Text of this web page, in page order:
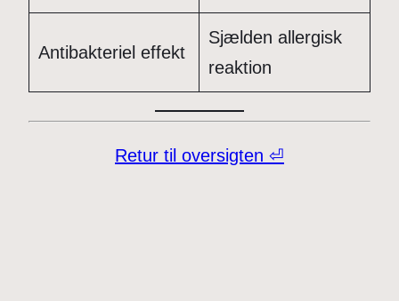
Antibakteriel effekt
Sjælden allergisk
reaktion
Retur til oversigten ⏎